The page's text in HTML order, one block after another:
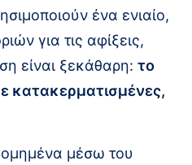
ένα ενιαίο,
για τις αφίξεις,
είναι ξεκάθαρη: το
κατακερματισμένες,
μέσω του